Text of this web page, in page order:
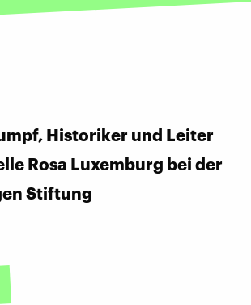
Historiker und Leiter
Rosa Luxemburg bei der
Stiftung